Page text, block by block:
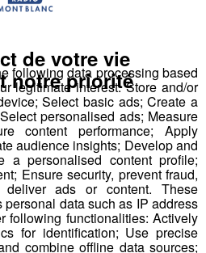
Éducatif et Social ou
ou Aide-
ou faisant fonction
souhaitée, débutant
Educateur.
possible
following data processing based
legitimate interest: Store and/or
Select basic ads; Create a
personalised ads; Measure
content performance; Apply
audience insights; Develop and
a personalised content profile;
Ensure security, prevent fraud,
deliver ads or content. These
data such as IP address
following functionalities: Actively
for identification; Use precise
combine offline data sources;
de votre vie
notre priorité